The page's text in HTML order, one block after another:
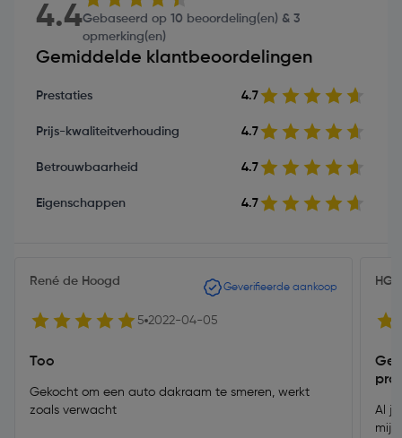
4.4Gebaseerd op 10 beoordeling(en) & 3
opmerking(en)
Gemiddelde klantbeoordelingen
Prestaties 4.7
Prijs-kwaliteitverhouding 4.7
Betrouwbaarheid 4.7
Eigenschappen 4.7
René de Hoogd Geverifieerde aankoop
5 2022-04-05
Too
Gekocht om een auto dakraam te smeren, werkt
zoals verwacht
Al